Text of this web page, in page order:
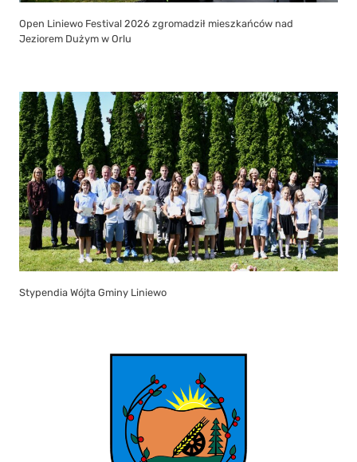
Open Liniewo Festival 2026 zgromadził mieszkańców nad
Jeziorem Dużym w Orlu
Stypendia Wójta Gminy Liniewo